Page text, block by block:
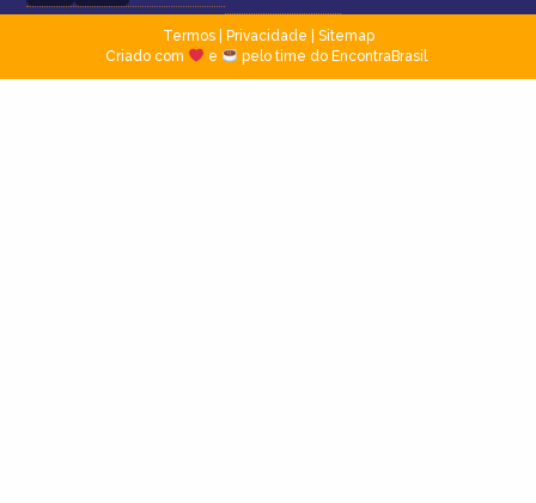
Termos| Privacidade
Sitemap
Criado com
e pelo time do EncontraBrasil